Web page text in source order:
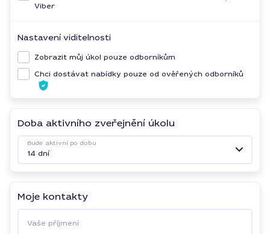
Viber
Nastavení viditelnosti
Zobrazit můj úkol pouze odborníkům
Chci dostávat nabídky pouze od ověřených odborníků
Doba aktivního zveřejnění úkolu
Bude aktivní po dobu
14 dní
Moje kontakty
Vaše příjmení